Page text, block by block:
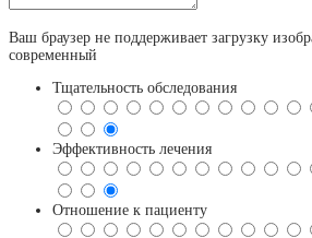
Ваш браузер не поддерживает загрузку
современный
Тщательность обследования
Эффективность лечения
Отношение к пациенту